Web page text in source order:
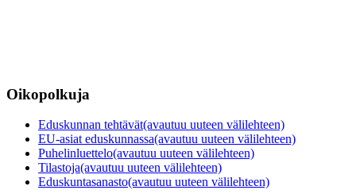
Oikopolkuja
Eduskunnan tehtävät(avautuu uuteen välilehteen)
EU-asiat eduskunnassa(avautuu uuteen välilehteen)
Puhelinluettelo(avautuu uuteen välilehteen)
Tilastoja(avautuu uuteen välilehteen)
Eduskuntasanasto(avautuu uuteen välilehteen)